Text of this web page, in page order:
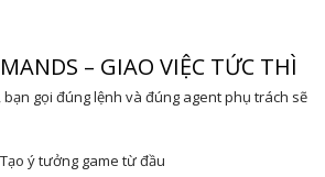
– GIAO VIỆC TỨC THÌ
gọi đúng lệnh và đúng agent phụ trách sẽ
ý tưởng game từ đầu